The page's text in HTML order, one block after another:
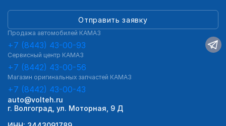
Отправить заявку
Продажа автомобилей КАМАЗ
+7 (8443) 43-00-93
Сервисный центр КАМАЗ
+7 (8442) 43-00-56
Магазин оригинальных запчастей КАМАЗ
+7 (8442) 43-00-43
auto@volteh.ru
г. Волгоград, ул. Моторная, 9 Д